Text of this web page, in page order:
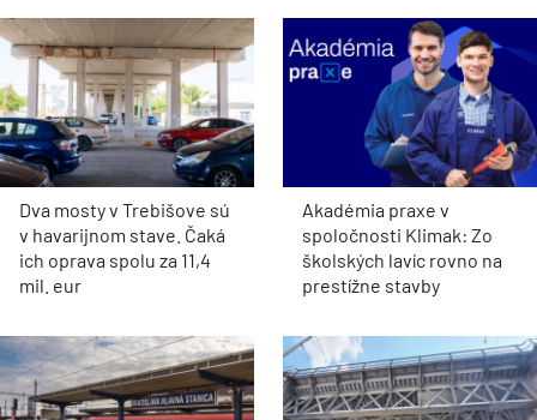
Dva mosty v Trebišove sú
v havarijnom stave. Čaká
ich oprava spolu za 11,4
mil. eur
Akadémia praxe v
spoločnosti Klimak: Zo
školských lavíc rovno na
prestížne stavby